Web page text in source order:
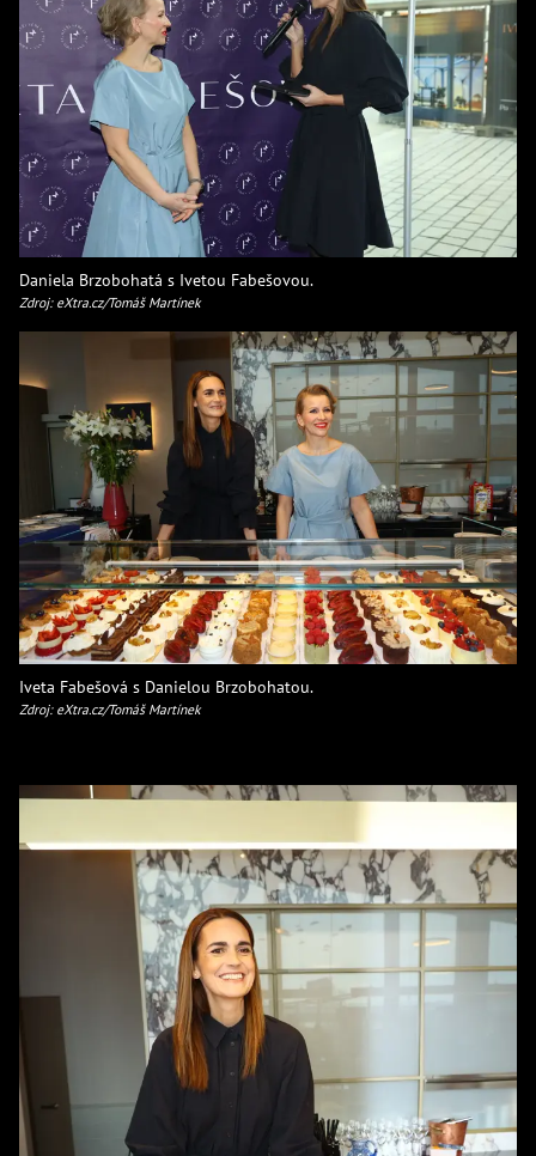
Daniela Brzobohatá s Ivetou Fabešovou.
Zdroj: eXtra.cz/Tomáš Martínek
Iveta Fabešová s Danielou Brzobohatou.
Zdroj: eXtra.cz/Tomáš Martínek